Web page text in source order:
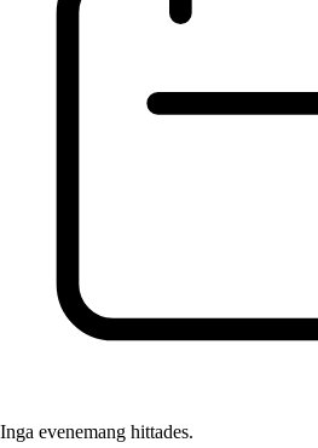
Inga evenemang hittades.